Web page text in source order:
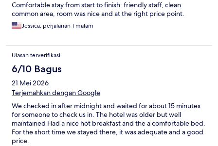
Comfortable stay from start to finish: friendly staff, clean
common area, room was nice and at the right price point.
Jessica, perjalanan 1 malam
Ulasan terverifikasi
6/10 Bagus
21 Mei 2026
Terjemahkan dengan Google
We checked in after midnight and waited for about 15 minutes
for someone to check us in. The hotel was older but well
maintained Had a nice hot breakfast and the a comfortable bed.
For the short time we stayed there, it was adequate and a good
price.